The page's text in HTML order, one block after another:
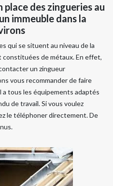
place des zingueries au
immeuble dans la
qui se situent au niveau de la
de métaux. En effet,
un zingueur
vous recommander de faire
tous les équipements adaptés
de travail. Si vous voulez
le téléphoner directement. De